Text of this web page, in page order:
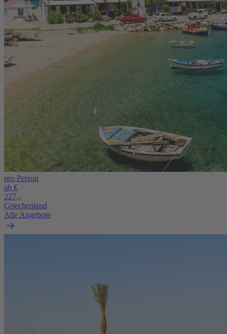
pro Person
ab €
227,-
Griechenland
Alle Angebote